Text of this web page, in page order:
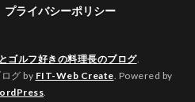
プライバシーポリシー
ゴルフ好きの料理長のブログ.
グ by FIT-Web Create . Powered by